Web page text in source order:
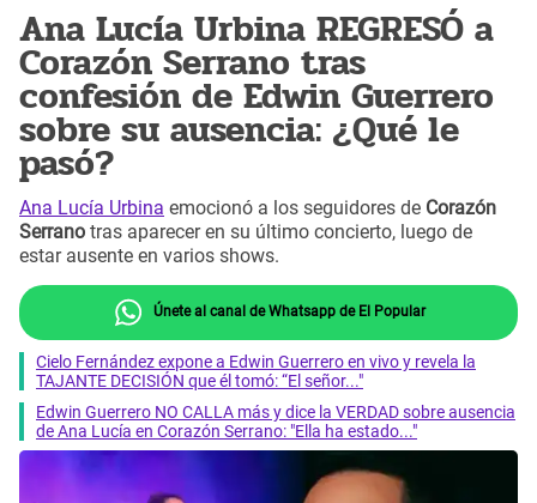
Ana Lucía Urbina REGRESÓ a
Corazón Serrano tras
confesión de Edwin Guerrero
sobre su ausencia: ¿Qué le
pasó?
Ana Lucía Urbina emocionó a los seguidores de Corazón
Serrano tras aparecer en su último concierto, luego de
estar ausente en varios shows.
Únete al canal de Whatsapp de El Popular
Cielo Fernández expone a Edwin Guerrero en vivo y revela la
TAJANTE DECISIÓN que él tomó: “El señor..."
Edwin Guerrero NO CALLA más y dice la VERDAD sobre ausencia
de Ana Lucía en Corazón Serrano: "Ella ha estado..."